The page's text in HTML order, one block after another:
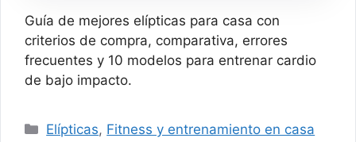
Dispositivos, Volante
Inercia 8kg, Pulsómetro,
Zancada 40cm
Niveles de Resistencia
Guía de mejores elípticas para casa con
criterios de compra, comparativa, errores
frecuentes y 10 modelos para entrenar cardio
de bajo impacto.
Categorías
Elípticas, Fitness y entrenamiento en casa